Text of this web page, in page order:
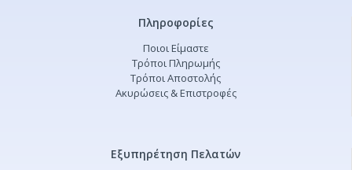
Πληροφορίες
Ποιοι Είμαστε
Τρόποι Πληρωμής
Τρόποι Αποστολής
Ακυρώσεις & Επιστροφές
Εξυπηρέτηση Πελατών